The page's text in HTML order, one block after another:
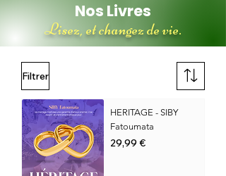
Nos Livres
Lisez, et changez de vie.
Filtrer
HERITAGE - SIBY
Fatoumata
Prix
29,99 €